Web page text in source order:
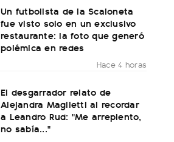
Un futbolista de la Scaloneta
fue visto solo en un exclusivo
restaurante: la foto que generó
polémica en redes
Hace 4 horas
El desgarrador relato de
Alejandra Maglietti al recordar
a Leandro Rud: "Me arrepiento,
no sabía..."